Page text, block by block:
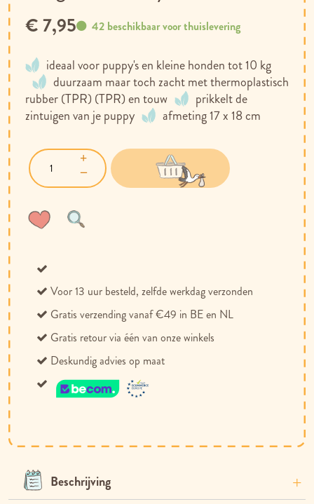
ideaal voor puppy's en kleine honden tot 10 kg
duurzaam maar toch zacht met thermoplastisch
rubber (TPR) (TPR) en touw
prikkelt de
zintuigen van je puppy
afmeting 17 x 18 cm
42 beschikbaar voor thuislevering
€ 7,95
Voor 13 uur besteld, zelfde werkdag verzonden
Gratis verzending vanaf €49 in BE en NL
Gratis retour via één van onze winkels
Deskundig advies op maat
Beschrijving